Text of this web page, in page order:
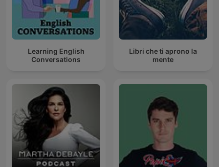
Learning English
Conversations
Libri che ti aprono la
mente